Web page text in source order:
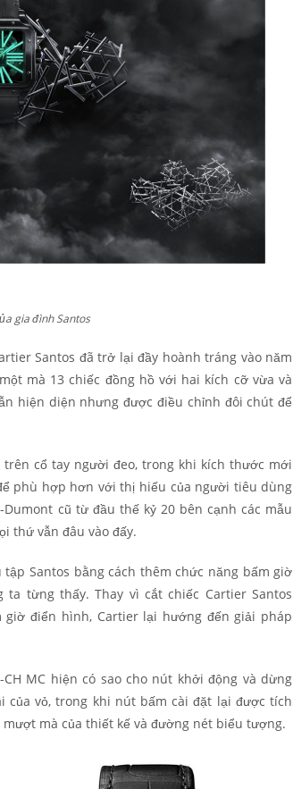
gia đình Santos
Santos đã trở lại đầy hoành tráng vào năm
mà 13 chiếc đồng hồ với hai kích cỡ vừa và
hiện diện nhưng được điều chỉnh đôi chút để
cổ tay người đeo, trong khi kích thước mới
phù hợp hơn với thị hiếu của người tiêu dùng
cũ từ đầu thế kỷ 20 bên cạnh các mẫu
thứ vẫn đâu vào đấy.
Santos bằng cách thêm chức năng bấm giờ
từng thấy. Thay vì cắt chiếc Cartier Santos
điển hình, Cartier lại hướng đến giải pháp
MC hiện có sao cho nút khởi động và dừng
vỏ, trong khi nút bấm cài đặt lại được tích
mà của thiết kế và đường nét biểu tượng.